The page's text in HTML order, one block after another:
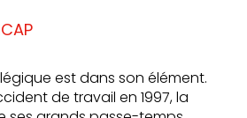
est dans son élément.
de travail en 1997, la